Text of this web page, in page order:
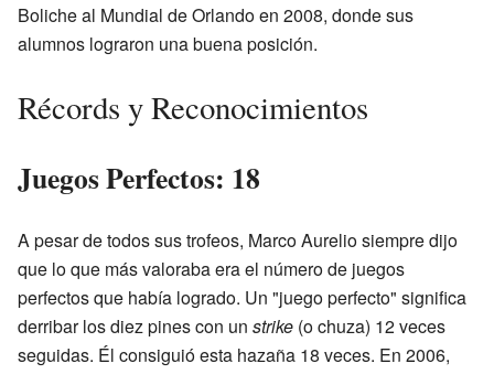
Boliche al Mundial de Orlando en 2008, donde sus
alumnos lograron una buena posición.
Récords y Reconocimientos
Juegos Perfectos: 18
A pesar de todos sus trofeos, Marco Aurelio siempre dijo
que lo que más valoraba era el número de juegos
perfectos que había logrado. Un "juego perfecto" significa
derribar los diez pines con un strike (o chuza) 12 veces
seguidas. Él consiguió esta hazaña 18 veces. En 2006,